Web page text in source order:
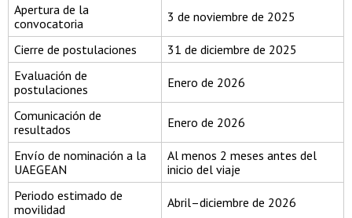
Apertura de la
convocatoria
3 de noviembre de 2025
Cierre de postulaciones
31 de diciembre de 2025
Evaluación de
postulaciones
Enero de 2026
Comunicación de
resultados
Enero de 2026
Envío de nominación a la
UAEGEAN
Al menos 2 meses antes del
inicio del viaje
Periodo estimado de
movilidad
Abril–diciembre de 2026